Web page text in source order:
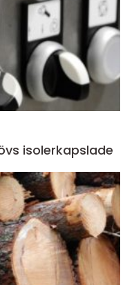
isolerkapslade